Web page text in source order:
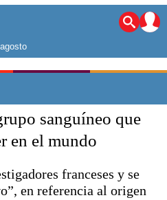
La ciudad
Alta
mundo
Seguridad
Olímpico
del Sur
sanguíneo que
en el mundo
franceses y se
en referencia al origen